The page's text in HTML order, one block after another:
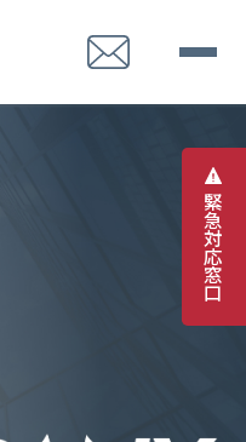
緊
急
対
応
窓
口